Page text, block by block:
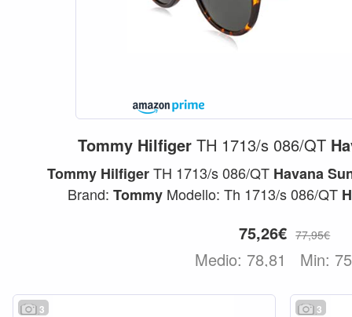
Tommy Hilfiger TH 1713/s 086/QT
Tommy HilfigerTH 1713/s 086/QT Havana
Brand:Tommy Modello: Th 1713/s 086/QT
75,26€ 77,95€
Medio: 78,81 Min:
3 3